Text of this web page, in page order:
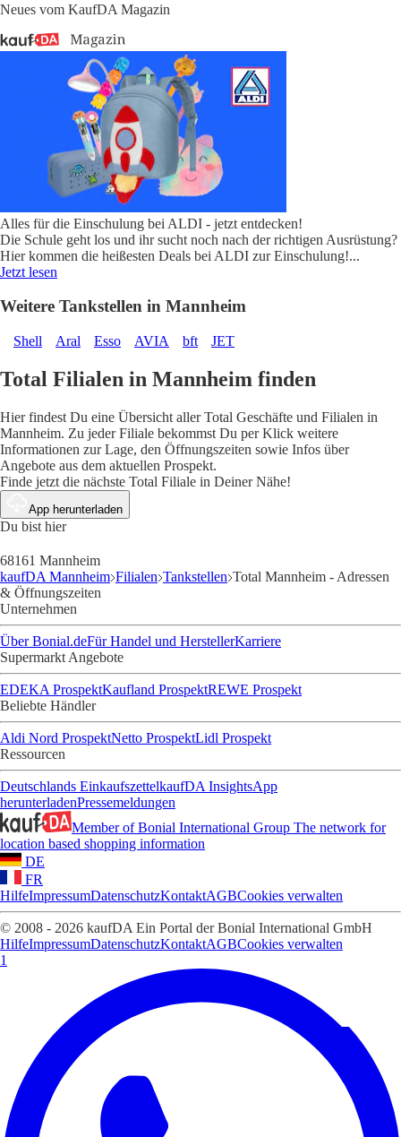
Neues vom KaufDA Magazin
Alles für die Einschulung bei ALDI - jetzt entdecken!
Die Schule geht los und ihr sucht noch nach der richtigen Ausrüstung?
Hier kommen die heißesten Deals bei ALDI zur Einschulung!...
Jetzt lesen
Weitere Tankstellen in Mannheim
Shell Aral Esso AVIA bft JET
Total Filialen in Mannheim finden
Hier findest Du eine Übersicht aller Total Geschäfte und Filialen in
Mannheim. Zu jeder Filiale bekommst Du per Klick weitere
Informationen zur Lage, den Öffnungszeiten sowie Infos über
Angebote aus dem aktuellen Prospekt.
Finde jetzt die nächste Total Filiale in Deiner Nähe!
App herunterladen
Du bist hier
68161 Mannheim
kaufDA Mannheim Filialen Tankstellen Total Mannheim - Adressen
& Öffnungszeiten
Unternehmen
Über Bonial.deFür Handel und HerstellerKarriere
Supermarkt Angebote
EDEKA ProspektKaufland ProspektREWE Prospekt
Beliebte Händler
Aldi Nord ProspektNetto ProspektLidl Prospekt
Ressourcen
Deutschlands EinkaufszettelkaufDA InsightsApp
herunterladenPressemeldungen
Member of Bonial International Group The network for
location based shopping information
DE
FR
HilfeImpressumDatenschutzKontaktAGBCookies verwalten
© 2008 - 2026 kaufDA Ein Portal der Bonial International GmbH
HilfeImpressumDatenschutzKontaktAGBCookies verwalten
1